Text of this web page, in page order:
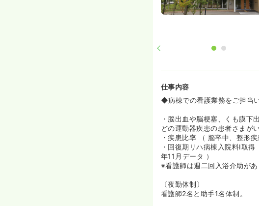
◆2名と助手1名体制で、忙
行われています！
仕事内容
◆病棟での看護業務をご担当
・脳出血や脳梗塞、くも膜下
どの運動器疾患の患者さまが
・疾患比率 （ 脳卒中、整形
・回復期リハ病棟入院料Ⅰ取
年11月データ ）
※看護師は週二回入浴介助が
〔夜勤体制〕
看護師2名と助手1名体制。